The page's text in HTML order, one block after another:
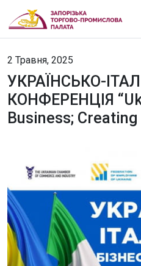
2 Травня, 2025
УКРАЇНСЬКО-
КОНФЕРЕНЦІЯ
Business;